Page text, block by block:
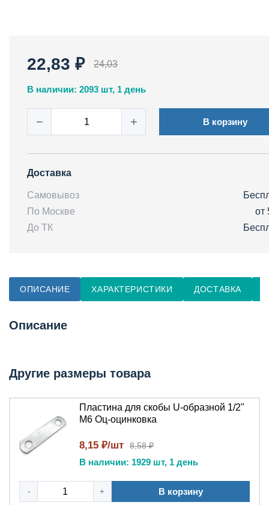
22,83 ₽ 24,03
В наличии: 2093 шт, 1 день
− + В корзину
Доставка
Самовывоз
По Москве
от
До ТК
ОПИСАНИЕ ХАРАКТЕРИСТИКИ ДОСТАВКА
Описание
Другие размеры товара
Пластина для скобы U-образной 1/2"
М6 Оц-оцинковка
8,15 ₽/шт 8,58 ₽
В наличии: 1929 шт, 1 день
- + В корзину